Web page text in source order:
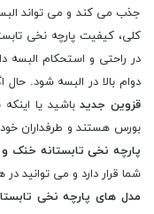
جذب می کند و می تواند
کلی، کیفیت پارچه نخی
در راحتی و استحکام البسه
دوام بالا در البسه شود. حال
قزوین جدیدباشید یا
بورس هستند و طرفداران خود
پارچه نخی تابستانه خنک و
شما قرار دارد و می توانید در
مدل های پارچه نخی